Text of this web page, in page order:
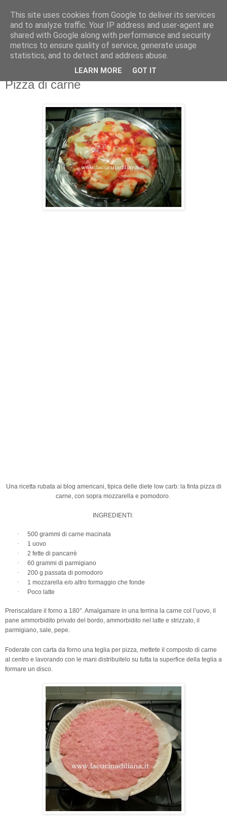
La Cucina di Liana
4 gatti in cucina... i miei assistenti di cucina!
martedì 25 febbraio 2014
Pizza di carne
Una ricetta rubata ai blog americani, tipica delle diete low carb: la finta pizza di
carne, con sopra mozzarella e pomodoro.
INGREDIENTI:
·
500 grammi di carne macinata
·
1 uovo
·
2 fette di pancarrè
·
60 grammi di parmigiano
·
200 g passata di pomodoro
·
1 mozzarella e/o altro formaggio che fonde
·
Poco latte
Preriscaldare il forno a 180°. Amalgamare in una terrina la carne col l’uovo, il
pane ammorbidito privato del bordo, ammorbidito nel latte e strizzato, il
parmigiano, sale, pepe.
Foderate con carta da forno una teglia per pizza, mettete il composto di carne
al centro e lavorando con le mani distribuitelo su tutta la superfice della teglia a
formare un disco.
This site uses cookies from Google to deliver its services
and to analyze traffic. Your IP address and user-agent are
shared with Google along with performance and security
metrics to ensure quality of service, generate usage
statistics, and to detect and address abuse.
LEARN MORE GOT IT